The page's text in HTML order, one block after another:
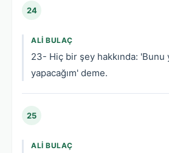
24
ALI BULAÇ
23- Hiç bir şey hakkında: 'Bunu
yapacağım' deme.
25
ALI BULAÇ